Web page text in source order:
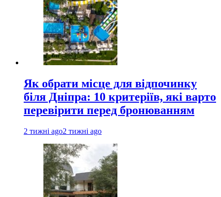
Як обрати місце для відпочинку
біля Дніпра: 10 критеріїв, які варто
перевірити перед бронюванням
2 тижні ago2 тижні ago